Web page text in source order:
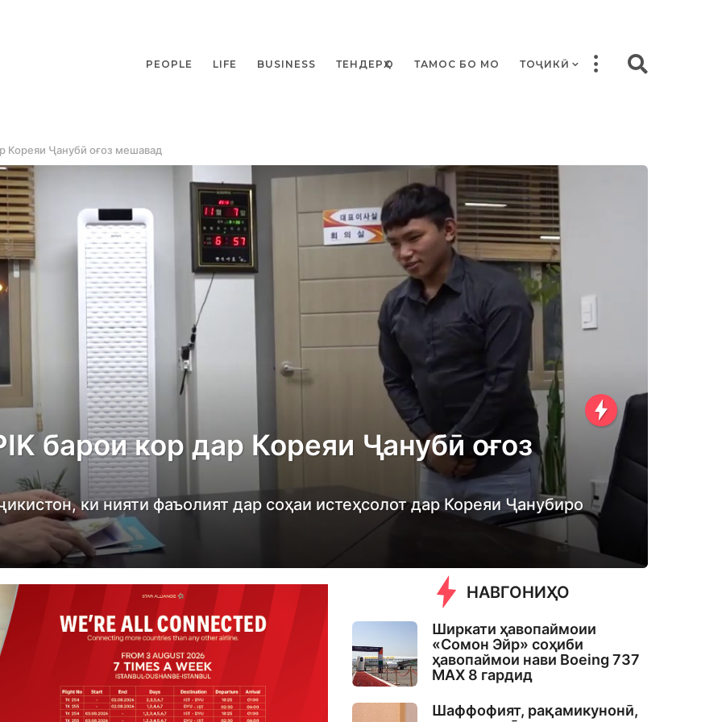
PEOPLE LIFE BUSINESS ТЕНДЕРҲО ТАМОС БО МО ТОҶИКӢ
Кореяи Ҷанубӣ оғоз мешавад
барои кор дар Кореяи Ҷанубӣ оғоз
ки нияти фаъолият дар соҳаи истеҳсолот дар Кореяи Ҷанубиро
НАВГОНИҲО
Ширкати ҳавопаймоии
«Сомон Эйр» соҳиби
ҳавопаймои нави Boeing 737
MAX 8 гардид
Шаффофият, рақамикунонӣ,